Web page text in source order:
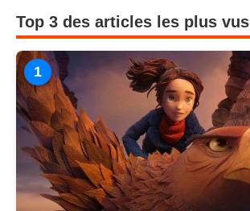
Top 3 des articles les plus vus
1